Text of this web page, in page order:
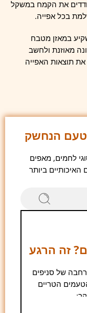
את הקמח במשקל
בכל אפייה.
במאזן מטבח
מאוזנת ולחשב
תוצאות האפייה
הנחשק
לחמים, מאפים
האיכותיים ביותר
זה הרגע
של סניפים
הטריים